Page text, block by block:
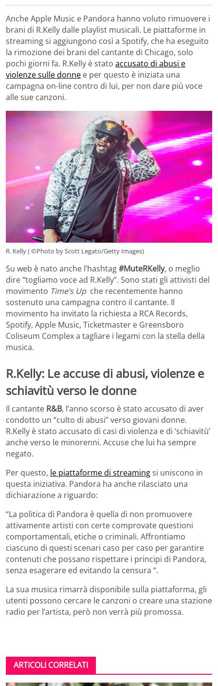
Anche Apple Music e Pandora hanno voluto rimuovere i
brani di R.Kelly dalle playlist musicali. Le piattaforme in
streaming si aggiungono così a Spotify, che ha eseguito
la rimozione dei brani del cantante di Chicago, solo
pochi giorni fa. R.Kelly è stato accusato di abusi e
violenze sulle donne e per questo è iniziata una
campagna on-line contro di lui, per non dare più voce
alle sue canzoni.
R. Kelly ( ©Photo by Scott Legato/Getty Images)
Su web è nato anche l’hashtag#MuteRKelly, o meglio
dire “togliamo voce ad R.Kelly”. Sono stati gli attivisti del
movimento Time’s Up che recentemente hanno
sostenuto una campagna contro il cantante. Il
movimento ha invitato la richiesta a RCA Records,
Spotify, Apple Music, Ticketmaster e Greensboro
Coliseum Complex a tagliare i legami con la stella della
musica.
R.Kelly: Le accuse di abusi, violenze e
schiavitù verso le donne
Il cantante R&B, l’anno scorso è stato accusato di aver
condotto un “culto di abusi” verso giovani donne.
R.Kelly è stato accusato di casi di violenza e di ‘schiavitù’
anche verso le minorenni. Accuse che lui ha sempre
negato.
Per questo, le piattaforme di streamingsi uniscono in
questa iniziativa. Pandora ha anche rilasciato una
dichiarazione a riguardo:
“La politica di Pandora è quella di non promuovere
attivamente artisti con certe comprovate questioni
comportamentali, etiche o criminali. Affrontiamo
ciascuno di questi scenari caso per caso per garantire
contenuti che possano rispettare i principi di Pandora,
senza esagerare ed evitando la censura “.
La sua musica rimarrà disponibile sulla piattaforma, gli
utenti possono cercare le canzoni o creare una stazione
radio per l’artista, però non verrà più promossa.
ARTICOLI CORRELATI